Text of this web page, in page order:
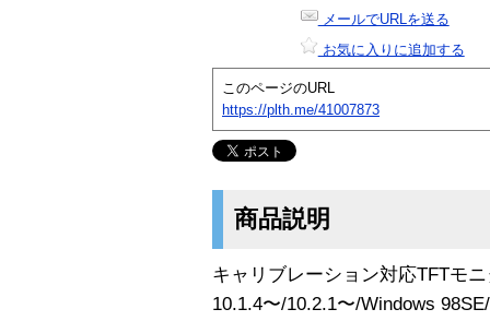
メールでURLを送る
お気に入りに追加する
このページのURL
https://plth.me/41007873
商品説明
キャリブレーション対応TFTモ
10.1.4〜/10.2.1〜/Windows